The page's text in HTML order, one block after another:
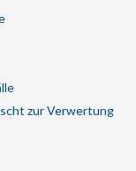
zur Verwertung